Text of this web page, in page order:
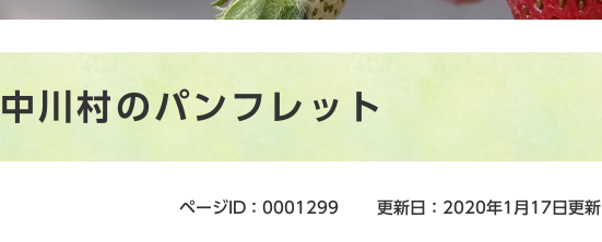
中川村のパンフレット
ページID：0001299 更新日：2020年1月17日更新